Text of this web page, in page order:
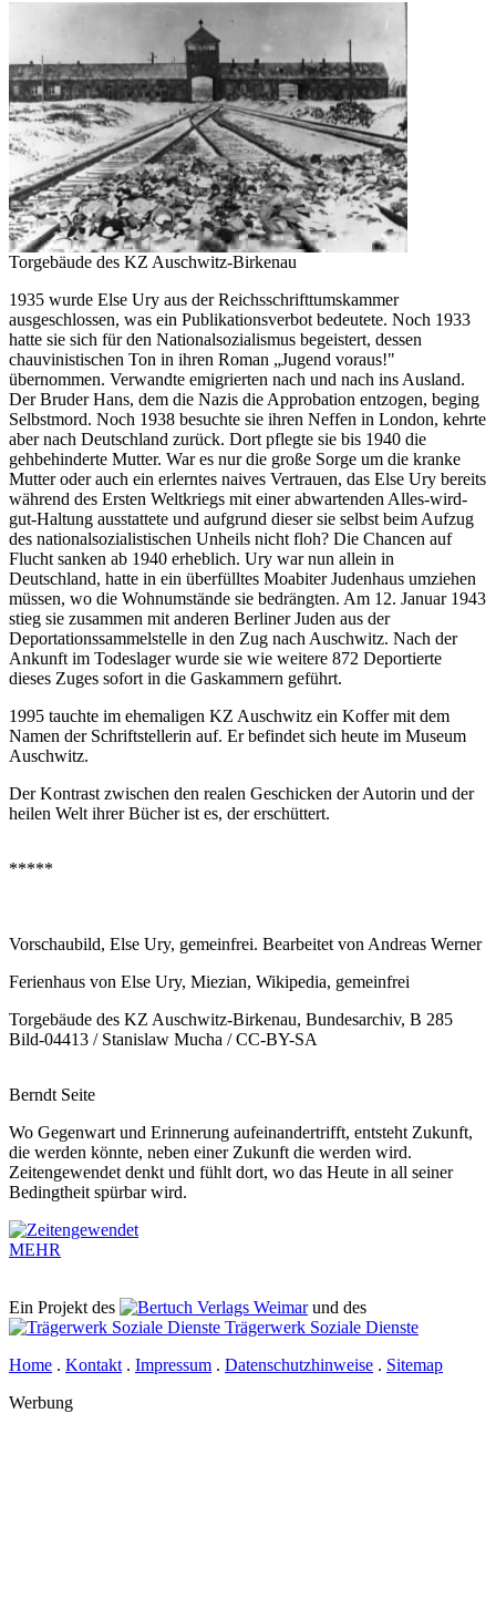
Torgebäude des KZ Auschwitz-Birkenau
1935 wurde Else Ury aus der Reichsschrifttumskammer
ausgeschlossen, was ein Publikationsverbot bedeutete. Noch 1933
hatte sie sich für den Nationalsozialismus begeistert, dessen
chauvinistischen Ton in ihren Roman „Jugend voraus!"
übernommen. Verwandte emigrierten nach und nach ins Ausland.
Der Bruder Hans, dem die Nazis die Approbation entzogen, beging
Selbstmord. Noch 1938 besuchte sie ihren Neffen in London, kehrte
aber nach Deutschland zurück. Dort pflegte sie bis 1940 die
gehbehinderte Mutter. War es nur die große Sorge um die kranke
Mutter oder auch ein erlerntes naives Vertrauen, das Else Ury bereits
während des Ersten Weltkriegs mit einer abwartenden Alles-wird-
gut-Haltung ausstattete und aufgrund dieser sie selbst beim Aufzug
des nationalsozialistischen Unheils nicht floh? Die Chancen auf
Flucht sanken ab 1940 erheblich. Ury war nun allein in
Deutschland, hatte in ein überfülltes Moabiter Judenhaus umziehen
müssen, wo die Wohnumstände sie bedrängten. Am 12. Januar 1943
stieg sie zusammen mit anderen Berliner Juden aus der
Deportationssammelstelle in den Zug nach Auschwitz. Nach der
Ankunft im Todeslager wurde sie wie weitere 872 Deportierte
dieses Zuges sofort in die Gaskammern geführt.
1995 tauchte im ehemaligen KZ Auschwitz ein Koffer mit dem
Namen der Schriftstellerin auf. Er befindet sich heute im Museum
Auschwitz.
Der Kontrast zwischen den realen Geschicken der Autorin und der
heilen Welt ihrer Bücher ist es, der erschüttert.
*****
Vorschaubild, Else Ury, gemeinfrei. Bearbeitet von Andreas Werner
Ferienhaus von Else Ury, Miezian, Wikipedia, gemeinfrei
Torgebäude des KZ Auschwitz-Birkenau, Bundesarchiv, B 285
Bild-04413 / Stanislaw Mucha / CC-BY-SA
Berndt Seite
Wo Gegenwart und Erinnerung aufeinandertrifft, entsteht Zukunft,
die werden könnte, neben einer Zukunft die werden wird.
Zeitengewendet denkt und fühlt dort, wo das Heute in all seiner
Bedingtheit spürbar wird.
MEHR
Ein Projekt des Verlags Weimarund des
Trägerwerk Soziale Dienste
Home . Kontakt. Impressum . Datenschutzhinweise . Sitemap
Werbung